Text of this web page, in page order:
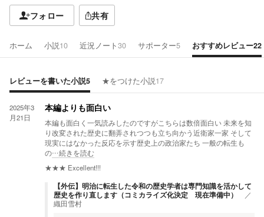
フォロー 共有
ホーム 小説10 近況ノート30 サポーター5 おすすめレビュー22
レビューを書いた小説5 ★をつけた小説17
2025年3
月21日
本編よりも面白い
本編も面白く一気読みしたのですがこちらは数倍面白い 未来を知
り改変された歴史に翻弄されつつも立ち向かう近衛家一家 そして
現実にはなかった反応を示す歴史上の政治家たち 一般の転生も
の…続きを読む
★★★ Excellent!!!
【外伝】明治に転生した令和の歴史学者は専門知識を活かして
歴史を作り直します（コミカライズ化決定 現在準備中）
／
織田雪村